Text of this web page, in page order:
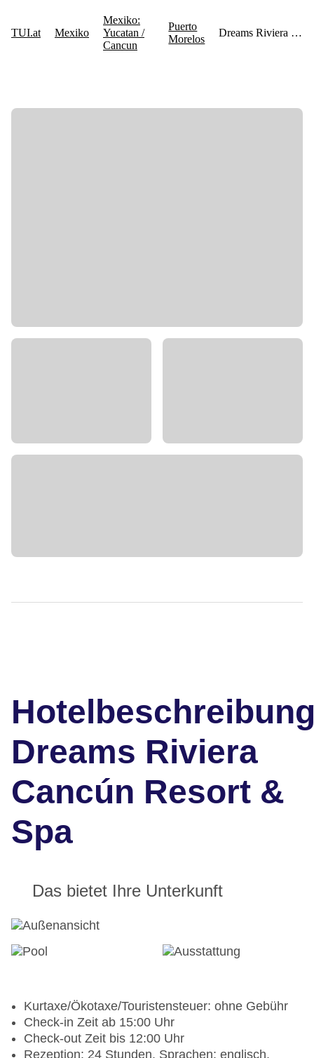
Dreams Riviera
Cancún Resort &
Spa
Das bietet Ihre Unterkunft
Kurtaxe/Ökotaxe/Touristensteuer: ohne Gebühr
Check-in Zeit ab 15:00 Uhr
Check-out Zeit bis 12:00 Uhr
Rezeption: 24 Stunden, Sprachen: englisch,